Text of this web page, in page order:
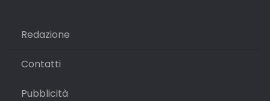
Redazione
Contatti
Pubblicità